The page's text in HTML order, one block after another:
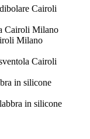
Cairoli
Cairoli Milano
Milano
Cairoli
in silicone
in silicone